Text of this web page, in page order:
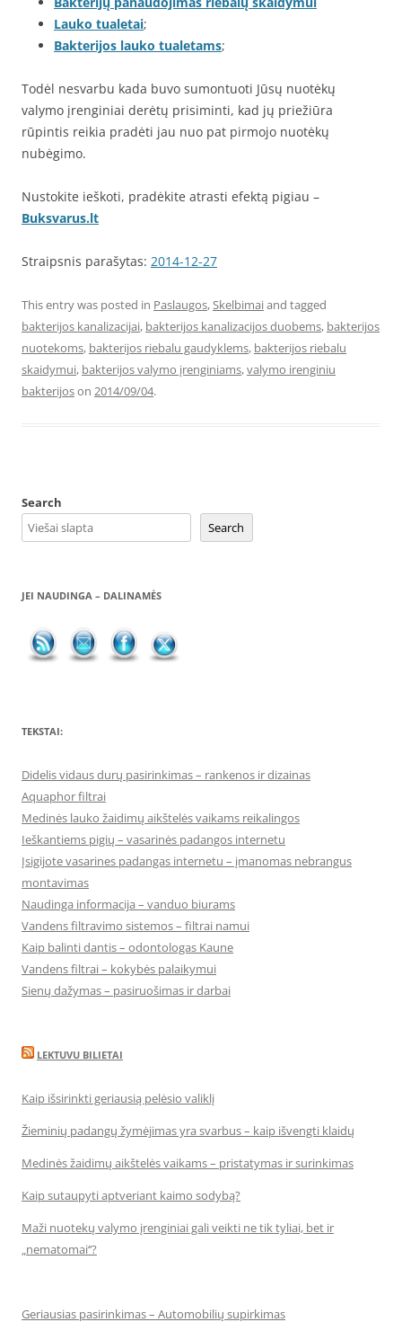
Lauko tualetai;
Bakterijos lauko tualetams;
Todėl nesvarbu kada buvo sumontuoti Jūsų nuotėkų
valymo įrenginiai derėtų prisiminti, kad jų priežiūra
rūpintis reikia pradėti jau nuo pat pirmojo nuotėkų
nubėgimo.
Nustokite ieškoti, pradėkite atrasti efektą pigiau –
Buksvarus.lt
Straipsnis parašytas: 2014-12-27
This entry was posted in Paslaugos,Skelbimaiand tagged
bakterijos kanalizacijai, bakterijos kanalizacijos duobems, bakterijos
nuotekoms, bakterijos riebalu gaudyklems, bakterijos riebalu
skaidymui, bakterijos valymo įrenginiams,valymo irenginiu
bakterijoson 2014/09/04.
Search
Search
JEI NAUDINGA – DALINAMĖS
TEKSTAI:
Didelis vidaus durų pasirinkimas – rankenos ir dizainas
Aquaphor filtrai
Medinės lauko žaidimų aikštelės vaikams reikalingos
Ieškantiems pigių – vasarinės padangos internetu
Įsigijote vasarines padangas internetu – įmanomas nebrangus
montavimas
Naudinga informacija – vanduo biurams
Vandens filtravimo sistemos – filtrai namui
Kaip balinti dantis – odontologas Kaune
Vandens filtrai – kokybės palaikymui
Sienų dažymas – pasiruošimas ir darbai
LEKTUVU BILIETAI
Kaip išsirinkti geriausią pelėsio valiklį
Žieminių padangų žymėjimas yra svarbus – kaip išvengti klaidų
Medinės žaidimų aikštelės vaikams – pristatymas ir surinkimas
Kaip sutaupyti aptveriant kaimo sodybą?
Maži nuotekų valymo įrenginiai gali veikti ne tik tyliai, bet ir
„nematomai‘‘?
Geriausias pasirinkimas – Automobilių supirkimas